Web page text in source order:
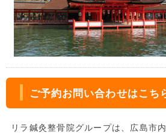
ご予約お問い合わせはこち
リラ鍼灸整骨院グループは、広島市